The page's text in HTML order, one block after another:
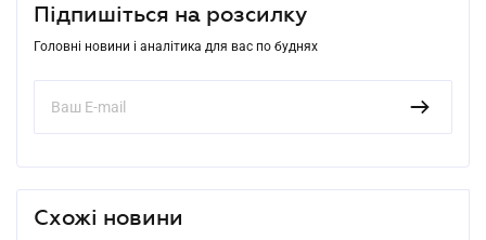
Підпишіться на розсилку
Головні новини і аналітика для вас по буднях
Схожі новини